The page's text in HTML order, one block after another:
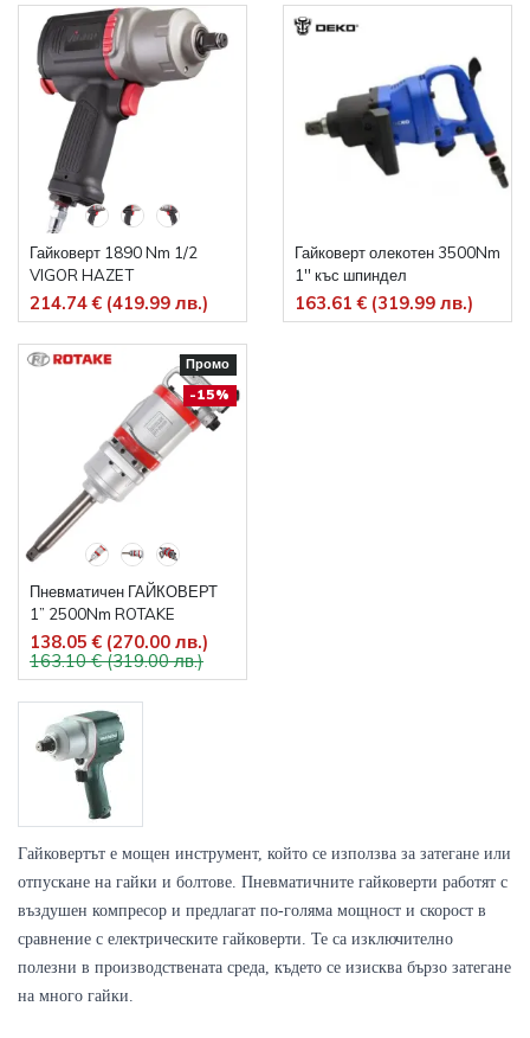
Гайковерт 1890 Nm 1/2
VIGOR HAZET
214.74 € (419.99 лв.)
Гайковерт олекотен 3500Nm
1'' къс шпиндел
163.61 € (319.99 лв.)
Промо
-15%
Пневматичен ГАЙКОВЕРТ
1” 2500Nm ROTAKE
138.05 € (270.00 лв.)
163.10 € (319.00 лв.)
Гайковертът е мощен инструмент, който се използва за затегане или
отпускане на гайки и болтове. Пневматичните гайковерти работят с
въздушен компресор и предлагат по-голяма мощност и скорост в
сравнение с електрическите гайковерти. Те са изключително
полезни в производствената среда, където се изисква бързо затегане
на много гайки.